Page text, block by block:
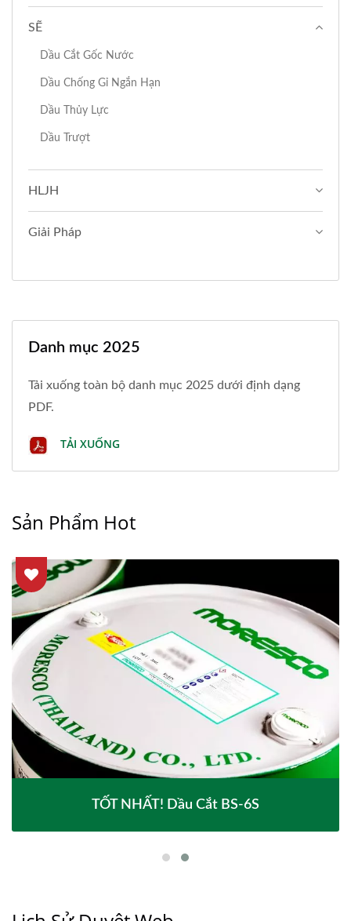
SẼ
Dầu Cắt Gốc Nước
Dầu Chống Gỉ Ngắn Hạn
Dầu Thủy Lực
Dầu Trượt
HLJH
Giải Pháp
Danh mục 2025
Tải xuống toàn bộ danh mục 2025 dưới định dạng
PDF.
TẢI XUỐNG
Sản Phẩm Hot
TỐT NHẤT! Dầu Cắt BS-6S